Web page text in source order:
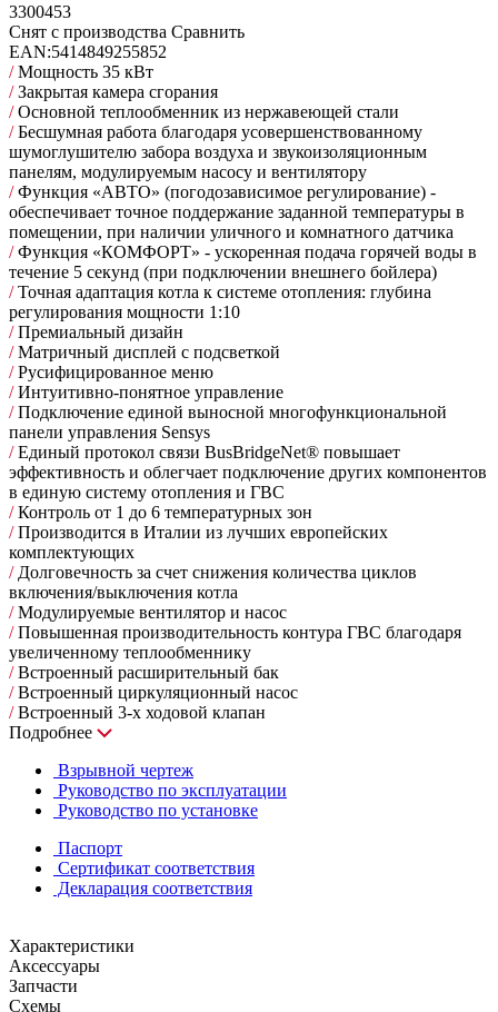
3300453
Снят с производства Сравнить
EAN:5414849255852
/Мощность 35 кВт
/Закрытая камера сгорания
/Основной теплообменник из нержавеющей стали
/Бесшумная работа благодаря усовершенствованному
шумоглушителю забора воздуха и звукоизоляционным
панелям, модулируемым насосу и вентилятору
/Функция «АВТО» (погодозависимое регулирование) -
обеспечивает точное поддержание заданной температуры в
помещении, при наличии уличного и комнатного датчика
/Функция «КОМФОРТ» - ускоренная подача горячей воды в
течение 5 секунд (при подключении внешнего бойлера)
/Точная адаптация котла к системе отопления: глубина
регулирования мощности 1:10
/Премиальный дизайн
/Матричный дисплей с подсветкой
/Русифицированное меню
/Интуитивно-понятное управление
/Подключение единой выносной многофункциональной
панели управления Sensys
/Единый протокол связи BusBridgeNet® повышает
эффективность и облегчает подключение других компонентов
в единую систему отопления и ГВС
/Контроль от 1 до 6 температурных зон
/Производится в Италии из лучших европейских
комплектующих
/Долговечность за счет снижения количества циклов
включения/выключения котла
/Модулируемые вентилятор и насос
/Повышенная производительность контура ГВС благодаря
увеличенному теплообменнику
/Встроенный расширительный бак
/Встроенный циркуляционный насос
/Встроенный 3-х ходовой клапан
Подробнее
Взрывной чертеж
Руководство по эксплуатации
Руководство по установке
Паспорт
Сертификат соответствия
Декларация соответствия
Характеристики
Аксессуары
Запчасти
Схемы